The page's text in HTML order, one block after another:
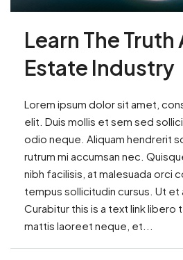
Learn The Truth
Estate Industry
Lorem ipsum dolor sit amet,
elit. Duis mollis et sem sed
odio neque. Aliquam hendrerit
rutrum mi accumsan nec.
nibh facilisis, at malesuada orci
tempus sollicitudin cursus. Ut et
Curabitur this is a text link libero
mattis laoreet neque, et...